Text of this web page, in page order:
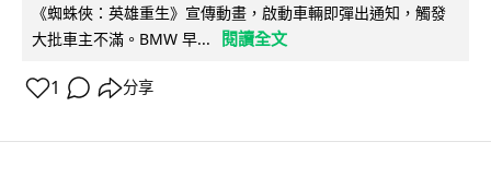
《蜘蛛俠：英雄重生》宣傳動畫，啟動車輛即彈出通知，觸發
大批車主不滿。BMW 早...
閱讀全文
1 分享